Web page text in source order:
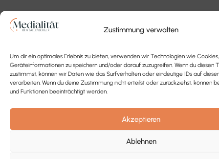
Zustimmung verwalten
Um dir ein optimales Erlebnis zu bieten, verwenden wir Technologien wie
Geräteinformationen zu speichern und/oder darauf zuzugreifen. Wenn du diesen
zustimmst, können wir Daten wie das Surfverhalten oder eindeutige IDs auf
verarbeiten. Wenn du deine Zustimmung nicht erteilst oder zurückziehst, können
und Funktionen beeinträchtigt werden.
Akzeptieren
Ablehnen